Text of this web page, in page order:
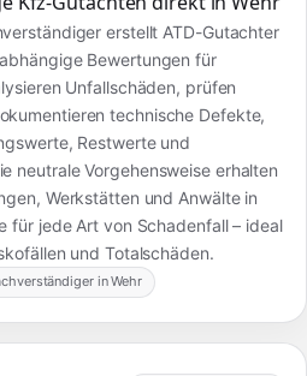
erstellt ATD-Gutachter
Bewertungen für
Unfallschäden, prüfen
technische Defekte,
Restwerte und
neutrale Vorgehensweise erhalten
Werkstätten und Anwälte in
für jede Art von Schadenfall – ideal
und Totalschäden.
in Wehr